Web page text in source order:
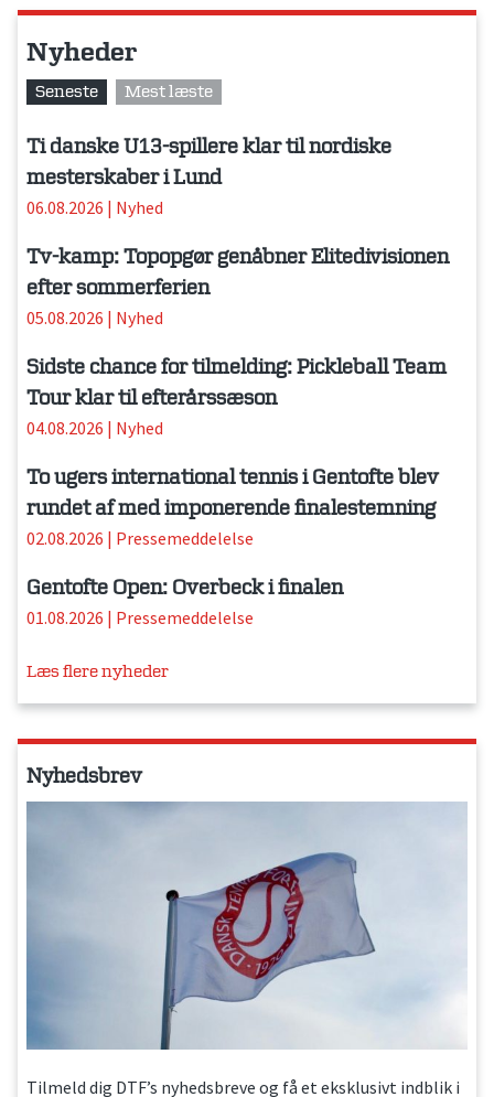
Nyheder
Seneste Mest læste
Ti danske U13-spillere klar til nordiske
mesterskaber i Lund
06.08.2026 | Nyhed
Tv-kamp: Topopgør genåbner Elitedivisionen
efter sommerferien
05.08.2026 | Nyhed
Sidste chance for tilmelding: Pickleball Team
Tour klar til efterårssæson
04.08.2026 | Nyhed
To ugers international tennis i Gentofte blev
rundet af med imponerende finalestemning
02.08.2026 | Pressemeddelelse
Gentofte Open: Overbeck i finalen
01.08.2026 | Pressemeddelelse
Læs flere nyheder
Nyhedsbrev
Tilmeld dig DTF’s nyhedsbreve og få et eksklusivt indblik i